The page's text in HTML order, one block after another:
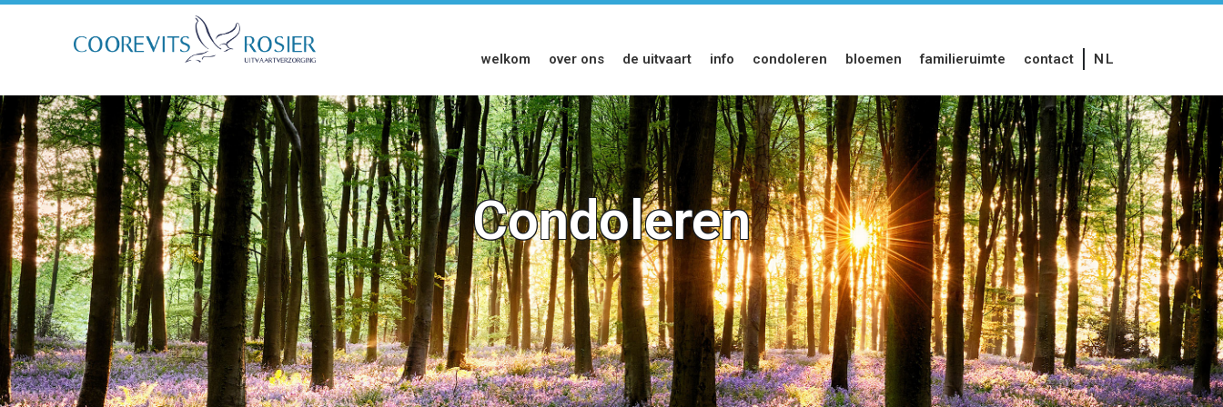
welkom over ons de uitvaart info condoleren bloemen familieruimte contact NL
Condoleren